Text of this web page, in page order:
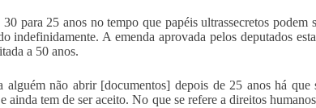
para 25 anos no tempo que papéis ultrassecretos podem
indefinidamente. A emenda aprovada pelos deputados
a 50 anos.
alguém não abrir [documentos] depois de 25 anos há
ainda tem de ser aceito. No que se refere a direitos